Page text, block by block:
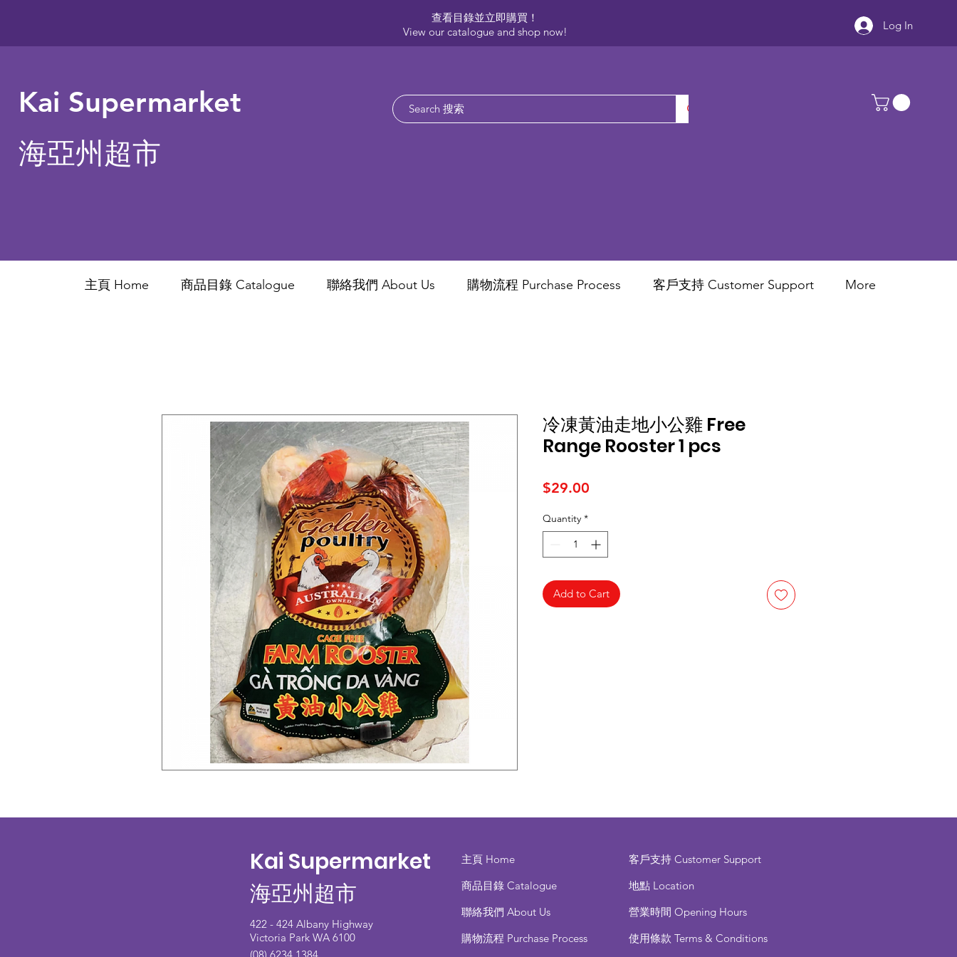
查看目錄並立即購買！​
View our catalogue and shop now!
Log In
Kai Supermarket
海亞州超市
主頁 Home 商品目錄 ​Catalogue 聯絡我們 About Us ​購物流程 Purchase Process 客戶支持 Customer Support More
冷凍黃油走地小公雞 Free
Range Rooster 1 pcs
$29.00
Quantity *
Add to Cart
Kai Supermarket
海亞州超市
422 - 424 Albany Highway
Victoria Park WA 6100
主頁 Home
商品目錄 ​Catalogue
聯絡我們 About Us
​購物流程 Purchase Process
客戶支持Customer Support
地點 Location
營業時間Opening Hours
使用條款Terms & Conditions